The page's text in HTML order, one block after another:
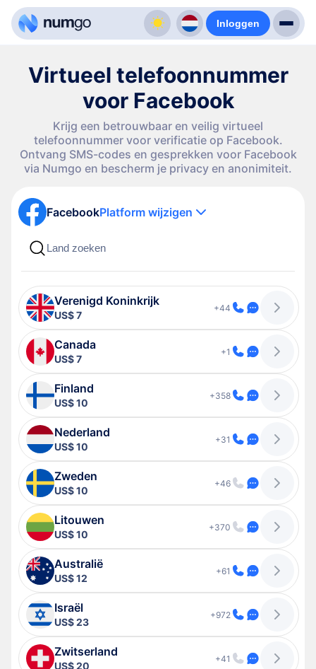
Inloggen
Virtueel telefoonnummer
voor Facebook
Krijg een betrouwbaar en veilig virtueel
telefoonnummer voor verificatie op Facebook.
Ontvang SMS-codes en gesprekken voor Facebook
via Numgo en bescherm je privacy en anonimiteit.
FacebookPlatform wijzigen
Verenigd Koninkrijk
US$ 7
+44
Canada
US$ 7
+1
Finland
US$ 10
+358
Nederland
US$ 10
+31
Zweden
US$ 10
+46
Litouwen
US$ 10
+370
Australië
US$ 12
+61
Israël
US$ 23
+972
Zwitserland
US$ 20
+41